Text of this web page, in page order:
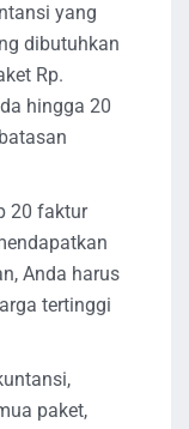
yang
dibutuhkan
Rp.
hingga 20
20 faktur
Anda harus
tertinggi
paket,